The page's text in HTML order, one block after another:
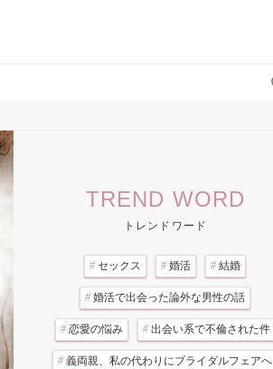
TREND WORD
トレンドワード
# セックス # 婚活 # 結婚
# 婚活で出会った論外な男性の話
# 恋愛の悩み # 出会い系で不倫された件
# 義両親、私の代わりにブライダルフェアへ